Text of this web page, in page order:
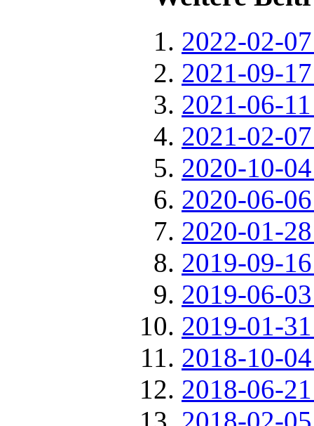
2022-02-
2021-09-
2021-06-
2021-02-
2020-10-
2020-06-
2020-01-
2019-09-
2019-06-
2019-01-
2018-10-
2018-06-